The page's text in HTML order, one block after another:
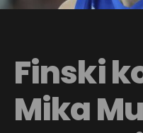
Finski
Mika